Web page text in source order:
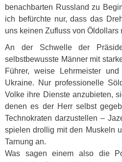
benachbarten Russland zu
ich befürchte nur, dass das
uns keinen Zufluss von
An der Schwelle der
selbstbewusste Männer mit
Führer, weise Lehrmeister
Ukraine. Nur professionelle
Volke ihre Dienste anzubieten,
denen es der Herr selbst
Technokraten darzustellen –
spielen drollig mit den Muskeln
Tarnung an.
Was sagen einem also die